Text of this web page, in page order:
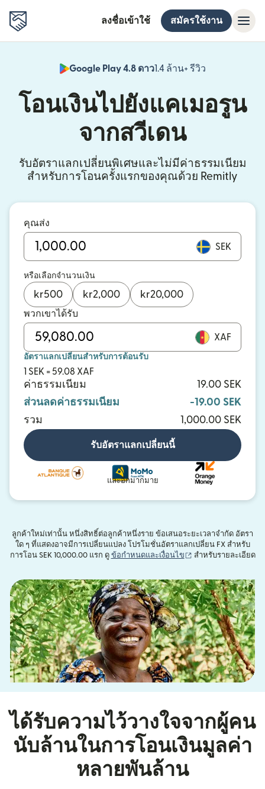
ลงชื่อเข้าใช้ สมัครใช้งาน
Google Play 4.8 ดาว1.4 ล้าน+ รีวิว
(เปิดในหน้าต่
โอนเงินไปยังแคเมอรูน
จากสวีเดน
รับอัตราแลกเปลี่ยนพิเศษและไม่มีค่าธรรมเนียม
สำหรับการโอนครั้งแรกของคุณด้วย Remitly
คุณส่ง
SEK
หรือเลือกจำนวนเงิน
kr500 kr2,000 kr20,000
พวกเขาได้รับ
XAF
อัตราแลกเปลี่ยนสำหรับการต้อนรับ
1 SEK = 59.08 XAF
ค่าธรรมเนียม
19.00 SEK
ส่วนลดค่าธรรมเนียม
-19.00 SEK
รวม
1,000.00 SEK
รับอัตราแลกเปลี่ยนนี้
และอีกมากมาย
ลูกค้าใหม่เท่านั้น หนึ่งสิทธิ์ต่อลูกค้าหนึ่งราย ข้อเสนอระยะเวลาจำกัด อัตรา
ใด ๆ ที่แสดงอาจมีการเปลี่ยนแปลง โปรโมชั่นอัตราแลกเปลี่ยน FX สำหรับ
การโอน SEK 10,000.00 แรก ดู ข้อกำหนดและเงื่อนไข (เปิดในหน้าต่างใหม่)
สำหรับรายละเอียด
ได้รับความไว้วางใจจากผู้คน
นับล้านในการโอนเงินมูลค่า
หลายพันล้าน